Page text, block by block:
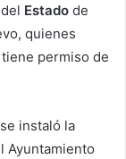
Estado de
quienes
permiso de
instaló la
Ayuntamiento